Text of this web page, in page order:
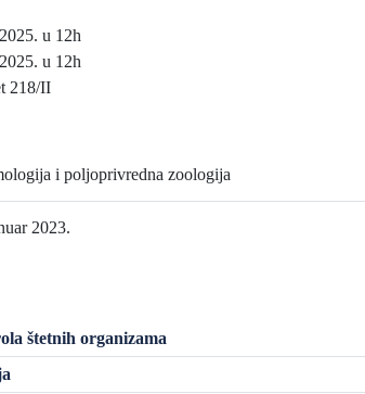
u 12h
u 12h
218/II
i poljoprivredna zoologija
2023.
štetnih organizama